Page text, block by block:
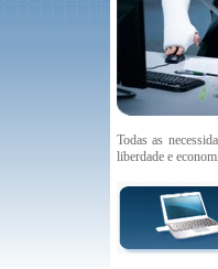
Todas as
liberdade e